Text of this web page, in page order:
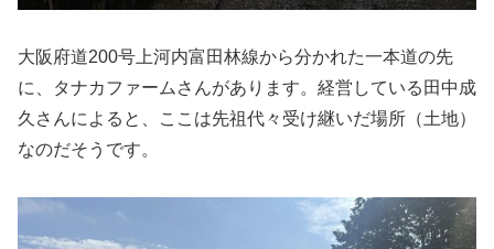
大阪府道200号上河内富田林線から分かれた一本道の先
に、タナカファームさんがあります。経営している田中成
久さんによると、ここは先祖代々受け継いだ場所（土地）
なのだそうです。